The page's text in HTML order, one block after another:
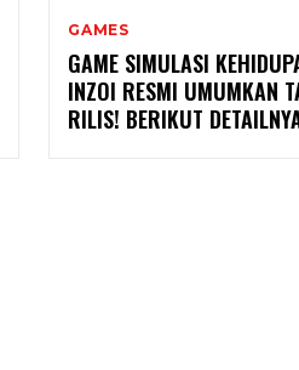
GAMES
GAME SIMULASI
INZOI RESMI UMUMKAN
RILIS! BERIKUT